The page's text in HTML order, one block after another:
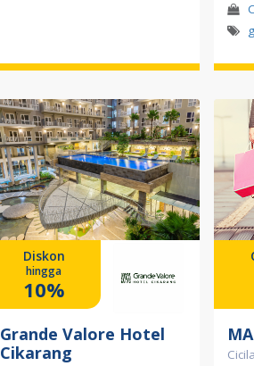
Diskon
hingga
10%
Grande Valore Hotel
Cikarang